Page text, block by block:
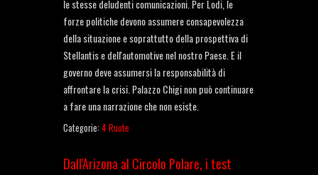
le stesse deludenti comunicazioni. Per Lodi, le
forze politiche devono assumere consapevolezza
della situazione e soprattutto della prospettiva di
Stellantis e dell'automotive nel nostro Paese. E il
governo deve assumersi la responsabilità di
affrontare la crisi. Palazzo Chigi non può continuare
a fare una narrazione che non esiste.
Categorie: 4 Ruote
Dall'Arizona al Circolo Polare, i test